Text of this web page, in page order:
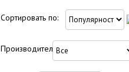
Сортировать по:
Производитель: